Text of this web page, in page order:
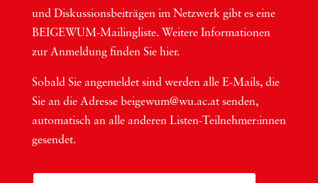
und Dis­kus­si­ons­bei­trä­gen im Netzwerk gibt es eine
BEI­GEWUM-Mai­ling­lis­te. Wei­te­re Infor­ma­tio­nen
zur Anmel­dung fin­den Sie hier.
Sobald Sie ange­mel­det sind wer­den alle E-Mails, die
Sie an die Adres­se beigewum@wu.ac.at sen­den,
auto­ma­tisch an alle ande­ren Lis­ten-Teil­neh­me­r:in­nen
gesendet.